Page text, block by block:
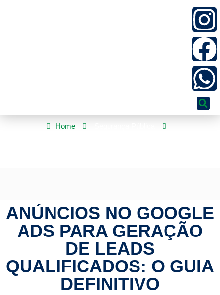
Home
ANÚNCIOS NO GOOGLE
ADS PARA GERAÇÃO
DE LEADS
QUALIFICADOS: O GUIA
DEFINITIVO